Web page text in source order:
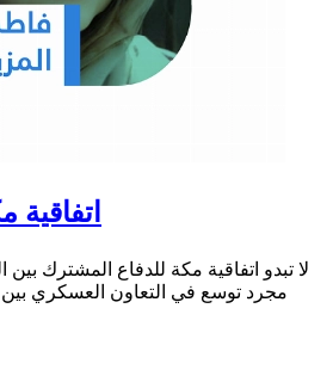
لا تبدو اتفاقية مكة للدفاع المشترك بين
مجرد توسع في التعاون العسكري